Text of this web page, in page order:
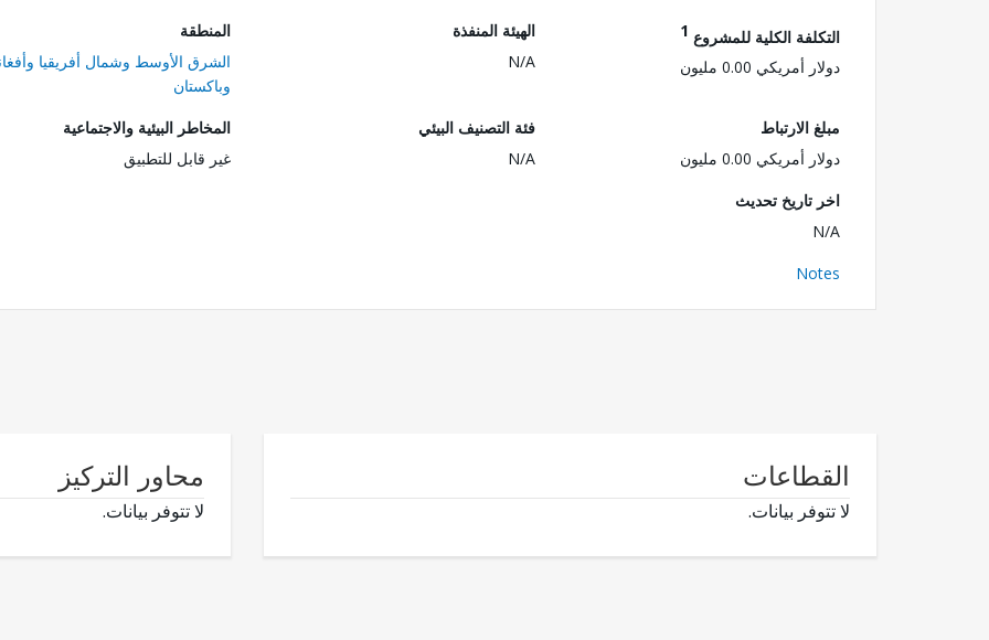
التكلفة الكلية للمشروع 1
دولار أمريكي 0.00 مليون
الهيئة المنفذة
N/A
المنطقة
الشرق الأوسط وشمال أفريقيا
وباكستان
مبلغ الارتباط
دولار أمريكي 0.00 مليون
فئة التصنيف البيئي
N/A
المخاطر البيئية والاجتماعية
غير قابل للتطبيق
اخر تاريخ تحديث
N/A
Notes
القطاعات
لا تتوفر بيانات.
محاور التركيز
لا تتوفر بيانات.